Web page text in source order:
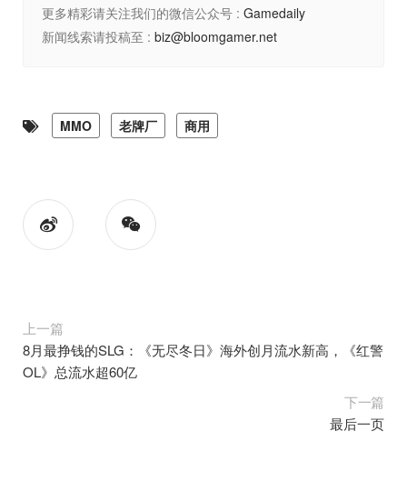
更多精彩请关注我们的微信公众号 : Gamedaily
新闻线索请投稿至 : biz@bloomgamer.net
MMO 老牌厂 商用
上一篇
8月最挣钱的SLG：《无尽冬日》海外创月流水新高，《红警
OL》总流水超60亿
下一篇
最后一页